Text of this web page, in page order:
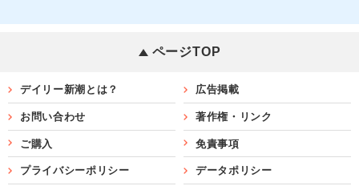
ページTOP
デイリー新潮とは？ 広告掲載
お問い合わせ 著作権・リンク
ご購入 免責事項
プライバシーポリシー データポリシー